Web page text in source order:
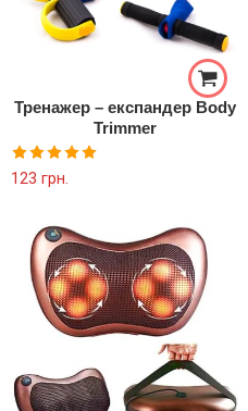
Тренажер – експандер Body
Trimmer
Оцінено в
123 грн.